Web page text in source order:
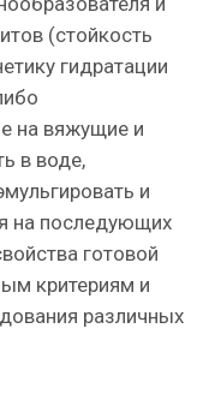
(стойкость
гидратации
на вяжущие и
в воде,
и
на последующих
готовой
критериям и
различных